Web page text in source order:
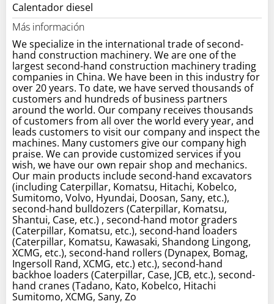
Calentador diesel
Más información
We specialize in the international trade of second-
hand construction machinery. We are one of the
largest second-hand construction machinery trading
companies in China. We have been in this industry for
over 20 years. To date, we have served thousands of
customers and hundreds of business partners
around the world. Our company receives thousands
of customers from all over the world every year, and
leads customers to visit our company and inspect the
machines. Many customers give our company high
praise. We can provide customized services if you
wish, we have our own repair shop and mechanics.
Our main products include second-hand excavators
(including Caterpillar, Komatsu, Hitachi, Kobelco,
Sumitomo, Volvo, Hyundai, Doosan, Sany, etc.),
second-hand bulldozers (Caterpillar, Komatsu,
Shantui, Case, etc.) , second-hand motor graders
(Caterpillar, Komatsu, etc.), second-hand loaders
(Caterpillar, Komatsu, Kawasaki, Shandong Lingong,
XCMG, etc.), second-hand rollers (Dynapex, Bomag,
Ingersoll Rand, XCMG, etc.) etc.), second-hand
backhoe loaders (Caterpillar, Case, JCB, etc.), second-
hand cranes (Tadano, Kato, Kobelco, Hitachi
Sumitomo, XCMG, Sany, Zo